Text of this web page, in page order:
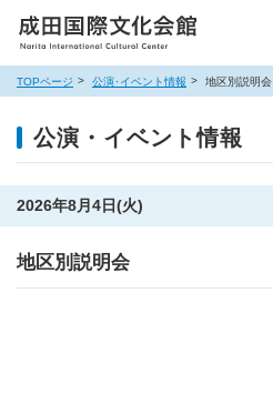
TOPページ 公演･イベント情報 地区別説明会
公演・イベント情報
2026年8月4日(火)
地区別説明会